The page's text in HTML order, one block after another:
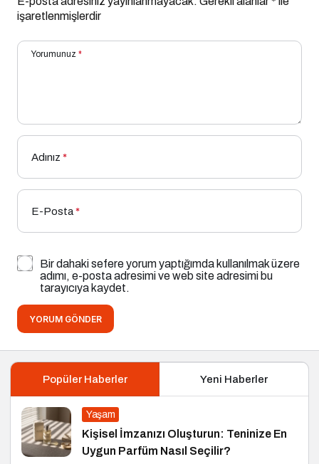
işaretlenmişlerdir
Yorumunuz *
Adınız *
E-Posta*
Bir dahaki sefere yorum yaptığımda kullanılmak üzere
adımı, e-posta adresimi ve web site adresimi bu
tarayıcıya kaydet.
YORUM GÖNDER
Popüler Haberler Yeni Haberler
Yaşam
Kişisel İmzanızı Oluşturun: Teninize En
Uygun Parfüm Nasıl Seçilir?